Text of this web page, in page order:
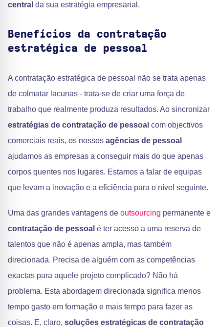
central da sua estratégia empresarial.
Benefícios da contratação
estratégica de pessoal
A contratação estratégica de pessoal não se trata apenas
de colmatar lacunas - trata-se de criar uma força de
trabalho que realmente produza resultados. Ao sincronizar
estratégias de contratação de pessoal com objectivos
comerciais reais, os nossos agências de pessoal
ajudamos as empresas a conseguir mais do que apenas
corpos quentes nos lugares. Estamos a falar de equipas
que levam a inovação e a eficiência para o nível seguinte.
Uma das grandes vantagens de outsourcing permanente e
contratação de pessoal é ter acesso a uma reserva de
talentos que não é apenas ampla, mas também
direcionada. Precisa de alguém com as competências
exactas para aquele projeto complicado? Não há
problema. Esta abordagem direcionada significa menos
tempo gasto em formação e mais tempo para fazer as
coisas. E, claro, soluções estratégicas de contratação